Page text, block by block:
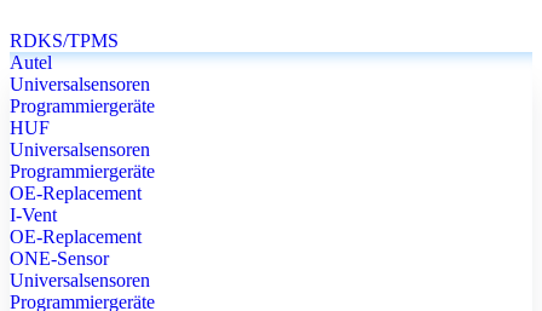
RDKS/TPMS
Autel
Universalsensoren
Programmiergeräte
HUF
Universalsensoren
Programmiergeräte
OE-Replacement
I-Vent
OE-Replacement
ONE-Sensor
Universalsensoren
Programmiergeräte